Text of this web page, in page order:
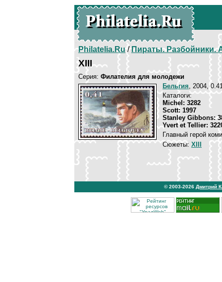
Philatelia.Ru/Пираты. Разбойники.
XIII
Серия: Филателия для молодежи
Бельгия, 2004,
Каталоги:
Michel: 3282
Scott: 1997
Stanley Gibbons:
Yvert et Tellier:
Главный герой
Сюжеты: XIII
© 2003-2026 Дмитрий